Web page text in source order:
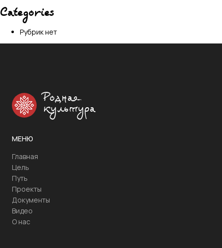
Categories
Рубрик нет
Родная
культура
МЕНЮ
Главная
Цель
Путь
Проекты
Документы
Видео
О нас